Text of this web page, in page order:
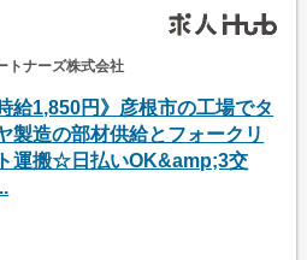
トナーズ株式会社
時給1,850円》彦根市の工場でタ
製造の部材供給とフォークリ
運搬☆日払いOK&amp;3交